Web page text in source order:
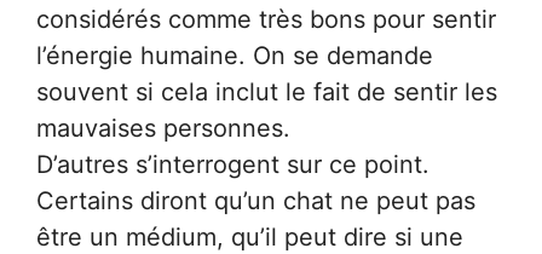
considérés comme très bons pour sentir
l’énergie humaine. On se demande
souvent si cela inclut le fait de sentir les
mauvaises personnes.
D’autres s’interrogent sur ce point.
Certains diront qu’un chat ne peut pas
être un médium, qu’il peut dire si une